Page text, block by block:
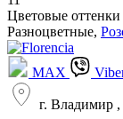
Цветовые оттенки
Разноцветные,
MAX
г. Владимир ,